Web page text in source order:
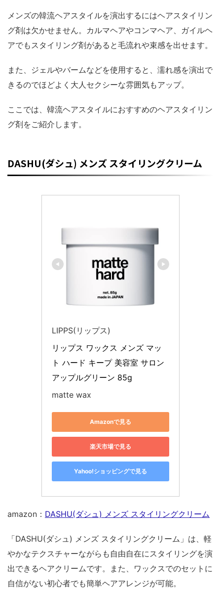
メンズの韓流ヘアスタイルを演出するにはヘアスタイリン
グ剤は欠かせません。カルマヘアやコンマヘア、ガイルヘ
アでもスタイリング剤があると毛流れや束感を出せます。
また、ジェルやバームなどを使用すると、濡れ感を演出で
きるのでほどよく大人セクシーな雰囲気もアップ。
ここでは、韓流ヘアスタイルにおすすめのヘアスタイリン
グ剤をご紹介します。
DASHU(ダシュ) メンズ スタイリングクリーム
LIPPS(リップス)
リップス ワックス メンズ マッ
ト ハード キープ 美容室 サロン
アップルグリーン 85g
matte wax
Amazonで見る
楽天市場で見る
Yahoo!ショッピングで見る
amazon： DASHU(ダシュ) メンズ スタイリングクリーム
「DASHU(ダシュ) メンズ スタイリングクリーム」は、軽
やかなテクスチャーながらも自由自在にスタイリングを演
出できるヘアクリームです。また、ワックスでのセットに
自信がない初心者でも簡単ヘアアレンジが可能。